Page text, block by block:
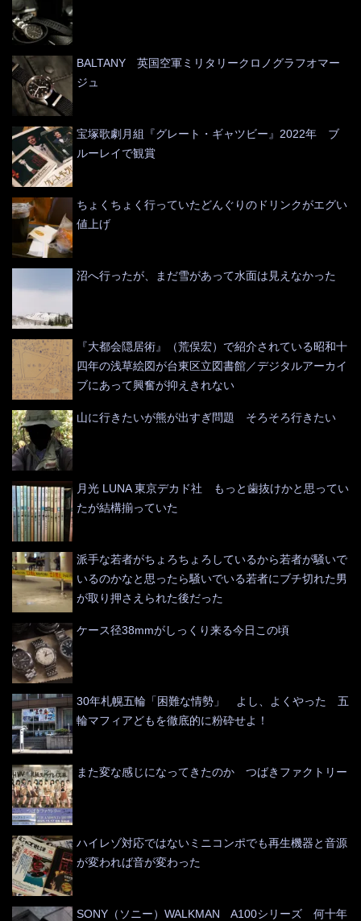
BALTANY 英国空軍ミリタリークロノグラフオマー
ジュ
宝塚歌劇月組『グレート・ギャツビー』2022年 ブ
ルーレイで観賞
ちょくちょく行っていたどんぐりのドリンクがエグい
値上げ
沼へ行ったが、まだ雪があって水面は見えなかった
『大都会隠居術』（荒俣宏）で紹介されている昭和十
四年の浅草絵図が台東区立図書館／デジタルアーカイ
ブにあって興奮が抑えきれない
山に行きたいが熊が出すぎ問題 そろそろ行きたい
月光 LUNA 東京デカド社 もっと歯抜けかと思ってい
たが結構揃っていた
派手な若者がちょろちょろしているから若者が騒いで
いるのかなと思ったら騒いでいる若者にブチ切れた男
が取り押さえられた後だった
ケース径38mmがしっくり来る今日この頃
30年札幌五輪「困難な情勢」 よし、よくやった 五
輪マフィアどもを徹底的に粉砕せよ！
また変な感じになってきたのか つばきファクトリー
ハイレゾ対応ではないミニコンポでも再生機器と音源
が変われば音が変わった
SONY（ソニー）WALKMAN A100シリーズ 何十年